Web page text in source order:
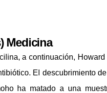
Medicina
a continuación,
El descubrimiento
ha matado a una